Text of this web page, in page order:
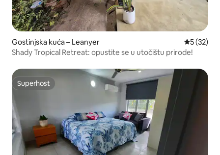
Gostinjska kuća – Leanyer Prosječna
5 (32)
Shady Tropical Retreat: opustite se u utočištu prirode!
Superhost
Superhost